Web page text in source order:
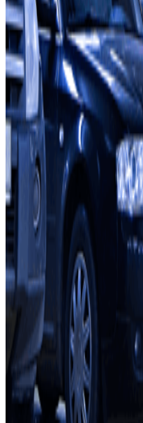
Over Parclick
Wie we zijn
Hoe het werkt
Onze parkeergarages
Zullen we
Professionals
Leverancier parkeren
Filialen
Contact
Neem contact met ons op
Je kunt deze
Servicevoorwaarden
Annuleringsvoorwaarden
Cookiebeleid
Cookies beheren
Privacybeleid